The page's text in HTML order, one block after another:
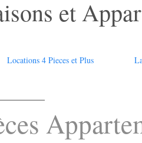
et
Locations 4 Pieces et Plus